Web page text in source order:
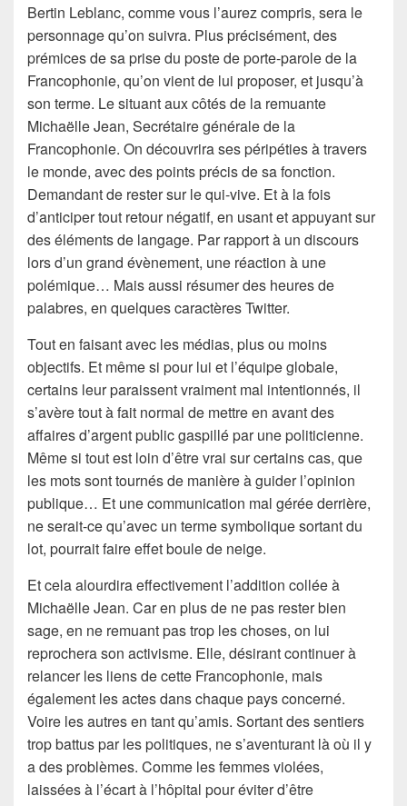
Bertin Leblanc, comme vous l’aurez compris, sera le
personnage qu’on suivra. Plus précisément, des
prémices de sa prise du poste de porte-parole de la
Francophonie, qu’on vient de lui proposer, et jusqu’à
son terme. Le situant aux côtés de la remuante
Michaëlle Jean, Secrétaire générale de la
Francophonie. On découvrira ses péripéties à travers
le monde, avec des points précis de sa fonction.
Demandant de rester sur le qui-vive. Et à la fois
d’anticiper tout retour négatif, en usant et appuyant sur
des éléments de langage. Par rapport à un discours
lors d’un grand évènement, une réaction à une
polémique… Mais aussi résumer des heures de
palabres, en quelques caractères Twitter.
Tout en faisant avec les médias, plus ou moins
objectifs. Et même si pour lui et l’équipe globale,
certains leur paraissent vraiment mal intentionnés, il
s’avère tout à fait normal de mettre en avant des
affaires d’argent public gaspillé par une politicienne.
Même si tout est loin d’être vrai sur certains cas, que
les mots sont tournés de manière à guider l’opinion
publique… Et une communication mal gérée derrière,
ne serait-ce qu’avec un terme symbolique sortant du
lot, pourrait faire effet boule de neige.
Et cela alourdira effectivement l’addition collée à
Michaëlle Jean. Car en plus de ne pas rester bien
sage, en ne remuant pas trop les choses, on lui
reprochera son activisme. Elle, désirant continuer à
relancer les liens de cette Francophonie, mais
également les actes dans chaque pays concerné.
Voire les autres en tant qu’amis. Sortant des sentiers
trop battus par les politiques, ne s’aventurant là où il y
a des problèmes. Comme les femmes violées,
laissées à l’écart à l’hôpital pour éviter d’être